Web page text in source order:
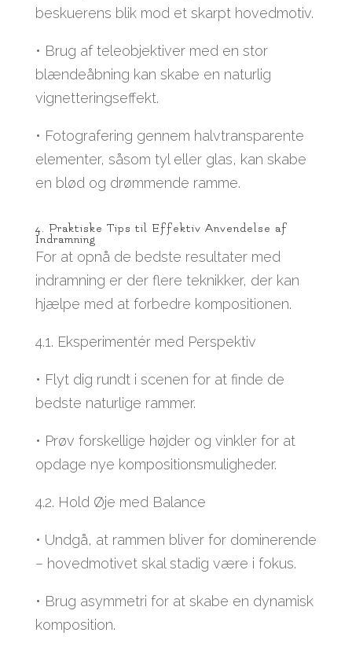
beskuerens blik mod et skarpt hovedmotiv.
• Brug af teleobjektiver med en stor
blændeåbning kan skabe en naturlig
vignetteringseffekt.
• Fotografering gennem halvtransparente
elementer, såsom tyl eller glas, kan skabe
en blød og drømmende ramme.
4. Praktiske Tips til Effektiv Anvendelse af
Indramning
For at opnå de bedste resultater med
indramning er der flere teknikker, der kan
hjælpe med at forbedre kompositionen.
4.1. Eksperimentér med Perspektiv
• Flyt dig rundt i scenen for at finde de
bedste naturlige rammer.
• Prøv forskellige højder og vinkler for at
opdage nye kompositionsmuligheder.
4.2. Hold Øje med Balance
• Undgå, at rammen bliver for dominerende
– hovedmotivet skal stadig være i fokus.
• Brug asymmetri for at skabe en dynamisk
komposition.